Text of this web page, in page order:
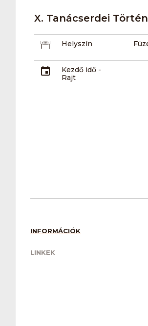
X. Tanácserdei
Helyszín
Kezdő idő -
Rajt
INFORMÁCIÓK
LINKEK